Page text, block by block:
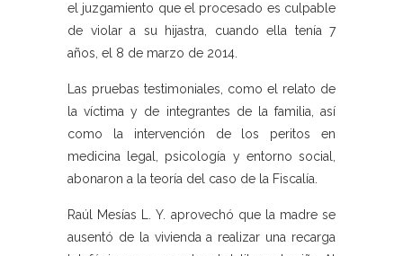
el juzgamiento que el procesado es culpable
de violar a su hijastra, cuando ella tenía 7
años, el 8 de marzo de 2014.
Las pruebas testimoniales, como el relato de
la víctima y de integrantes de la familia, así
como la intervención de los peritos en
medicina legal, psicología y entorno social,
abonaron a la teoría del caso de la Fiscalía.
Raúl Mesías L. Y. aprovechó que la madre se
ausentó de la vivienda a realizar una recarga